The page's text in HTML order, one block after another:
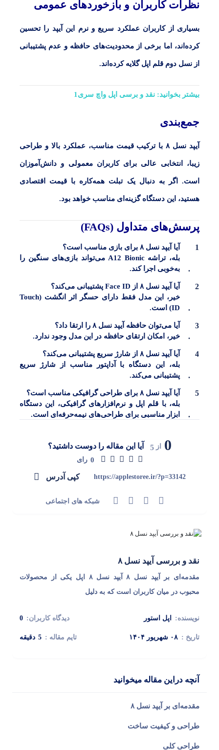
نقد و بررسی آیپد نسل ۸
مقدمه‌ای بر آیپد نسل ۸ آیپد نسل ۸ اپل یکی از محصولات
محبوب در میان کاربران است که به دلیل
نویسنده: اپل استور دیدگاه کاربران: 0
تاریخ : ۰۸ شهریور ۱۴۰۴ تایم مقاله : 5 دقیقه
آنچه دراین مقاله میخوانید
مقدمه‌ای بر آیپد نسل ۸
طراحی و کیفیت ساخت
طراحی کلی
نظرات کاربران و بازخوردهای عمومی
بسیاری از کاربران عملکرد سریع و نرم این آیپد را تحسین
کرده‌اند، اما برخی از محدودیت‌های حافظه و عدم پشتیبانی
از نسل دوم قلم اپل گلایه کرده‌اند.
بیشتر بخوانید: نقد و‌ برسی اپل واچ سری1
جمع‌بندی
آیپد نسل ۸ با ترکیب قیمت مناسب، عملکرد بالا و طراحی
زیبا، انتخابی عالی برای کاربران معمولی و دانش‌آموزان
است. اگر به دنبال یک تبلت همه‌کاره با قیمت اقتصادی
هستید، این دستگاه گزینه‌ای مناسب خواهد بود.
پرسش‌های متداول (FAQs)
آیا آیپد نسل ۸ برای بازی مناسب است؟
بله، تراشه A12 Bionic می‌تواند بازی‌های سنگین را
به‌خوبی اجرا کند.
آیا آیپد نسل ۸ از Face ID پشتیبانی می‌کند؟
خیر، این مدل فقط دارای حسگر اثر انگشت (Touch
ID) است.
آیا می‌توان حافظه آیپد نسل ۸ را ارتقا داد؟
خیر، امکان ارتقای حافظه در این مدل وجود ندارد.
آیا آیپد نسل ۸ از شارژ سریع پشتیبانی می‌کند؟
بله، این دستگاه با آداپتور مناسب از شارژ سریع
پشتیبانی می‌کند.
آیا آیپد نسل ۸ برای طراحی گرافیکی مناسب است؟
بله، با قلم اپل و نرم‌افزارهای گرافیکی، این دستگاه
ابزار مناسبی برای طراحی‌های نیمه‌حرفه‌ای است.
0 از 5 آیا این مقاله را دوست داشتید؟
0 رای
https://applestoree.ir/?p=33142 کپی آدرس
شبکه های اجتماعی